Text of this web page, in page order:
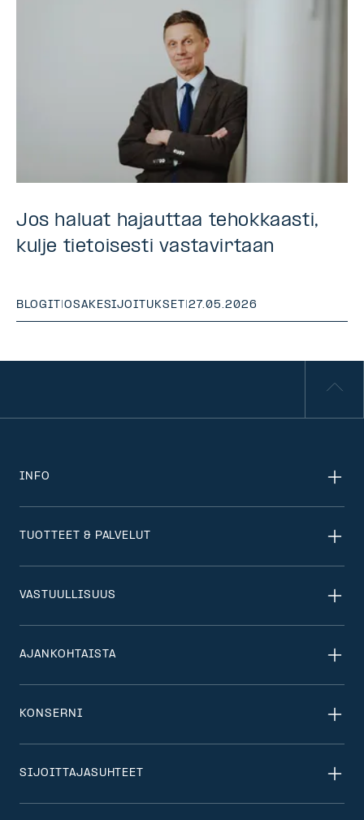
Jos haluat hajauttaa tehokkaasti,
kulje tietoisesti vastavirtaan
BLOGIT OSAKESIJOITUKSET |27.05.2026
INFO
TUOTTEET & PALVELUT
VASTUULLISUUS
AJANKOHTAISTA
KONSERNI
SIJOITTAJASUHTEET